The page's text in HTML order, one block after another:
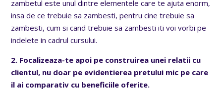
zambetul este unul dintre elementele care te ajuta enorm,
insa de ce trebuie sa zambesti, pentru cine trebuie sa
zambesti, cum si cand trebuie sa zambesti iti voi vorbi pe
indelete in cadrul cursului.
2. Focalizeaza-te apoi pe construirea unei relatii cu
clientul, nu doar pe evidentierea pretului mic pe care
il ai comparativ cu beneficiile oferite.